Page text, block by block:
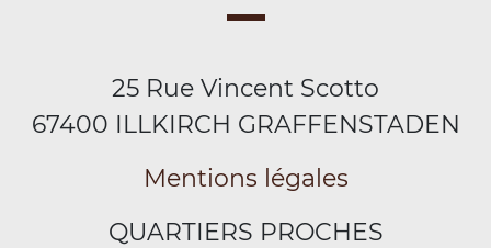
25 Rue Vincent Scotto
67400 ILLKIRCH GRAFFENSTADEN
Mentions légales
QUARTIERS PROCHES